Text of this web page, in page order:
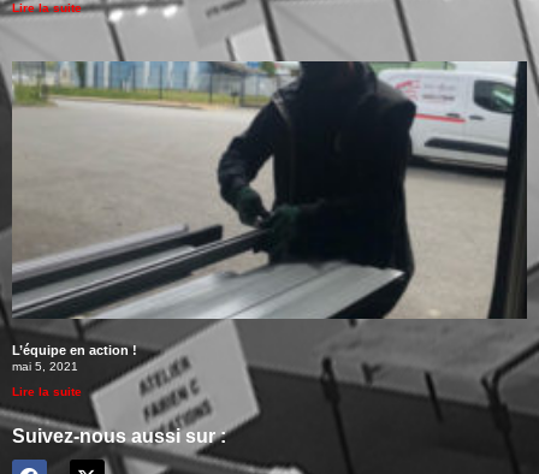
Lire la suite
L’équipe en action !
mai 5, 2021
Lire la suite
Suivez-nous aussi sur :